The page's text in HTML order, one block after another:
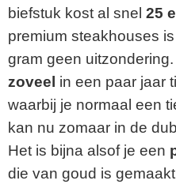
biefstuk kost al snel 25
premium steakhouses
gram geen
zoveel in een paar jaar
waarbij je normaal een
kan nu zomaar in de
Het is bijna alsof je een
die van goud is